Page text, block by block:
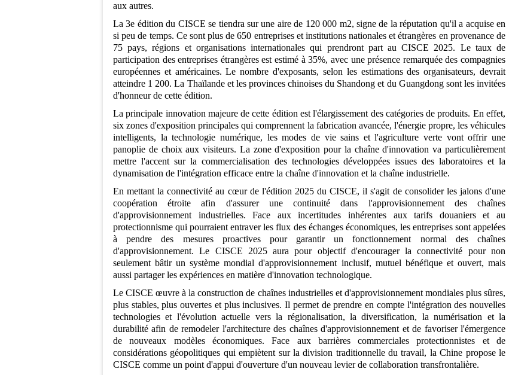
aux autres.
La 3e édition du CISCE se tiendra sur une aire de 120 000 m2, signe de la réputation qu'il a acquise en
si peu de temps. Ce sont plus de 650 entreprises et institutions nationales et étrangères en provenance de
75 pays, régions et organisations internationales qui prendront part au CISCE 2025. Le taux de
participation des entreprises étrangères est estimé à 35%, avec une présence remarquée des compagnies
européennes et américaines. Le nombre d'exposants, selon les estimations des organisateurs, devrait
atteindre 1 200. La Thaïlande et les provinces chinoises du Shandong et du Guangdong sont les invitées
d'honneur de cette édition.
La principale innovation majeure de cette édition est l'élargissement des catégories de produits. En effet,
six zones d'exposition principales qui comprennent la fabrication avancée, l'énergie propre, les véhicules
intelligents, la technologie numérique, les modes de vie sains et l'agriculture verte vont offrir une
panoplie de choix aux visiteurs. La zone d'exposition pour la chaîne d'innovation va particulièrement
mettre l'accent sur la commercialisation des technologies développées issues des laboratoires et la
dynamisation de l'intégration efficace entre la chaîne d'innovation et la chaîne industrielle.
En mettant la connectivité au cœur de l'édition 2025 du CISCE, il s'agit de consolider les jalons d'une
coopération étroite afin d'assurer une continuité dans l'approvisionnement des chaînes
d'approvisionnement industrielles. Face aux incertitudes inhérentes aux tarifs douaniers et au
protectionnisme qui pourraient entraver les flux des échanges économiques, les entreprises sont appelées
à pendre des mesures proactives pour garantir un fonctionnement normal des chaînes
d'approvisionnement. Le CISCE 2025 aura pour objectif d'encourager la connectivité pour non
seulement bâtir un système mondial d'approvisionnement inclusif, mutuel bénéfique et ouvert, mais
aussi partager les expériences en matière d'innovation technologique.
Le CISCE œuvre à la construction de chaînes industrielles et d'approvisionnement mondiales plus sûres,
plus stables, plus ouvertes et plus inclusives. Il permet de prendre en compte l'intégration des nouvelles
technologies et l'évolution actuelle vers la régionalisation, la diversification, la numérisation et la
durabilité afin de remodeler l'architecture des chaînes d'approvisionnement et de favoriser l'émergence
de nouveaux modèles économiques. Face aux barrières commerciales protectionnistes et de
considérations géopolitiques qui empiètent sur la division traditionnelle du travail, la Chine propose le
CISCE comme un point d'appui d'ouverture d'un nouveau levier de collaboration transfrontalière.